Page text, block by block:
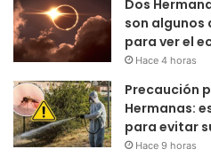
Dos
son algunos
para ver el
Hace 4 horas
Precaución
Hermanas:
para evitar
Hace 9 horas